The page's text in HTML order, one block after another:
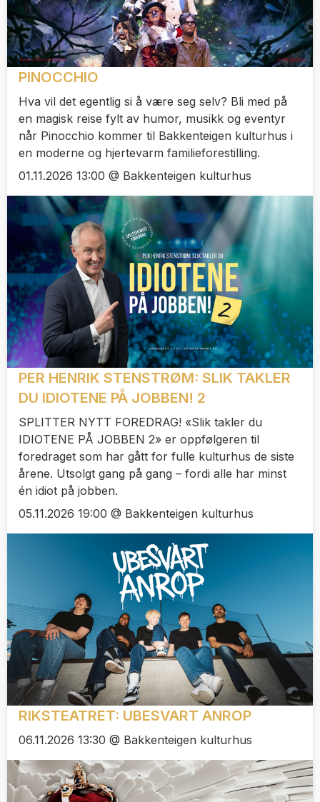
PINOCCHIO
Hva vil det egentlig si å være seg selv? Bli med på
en magisk reise fylt av humor, musikk og eventyr
når Pinocchio kommer til Bakkenteigen kulturhus i
en moderne og hjertevarm familieforestilling.
01.11.2026 13:00 @ Bakkenteigen kulturhus
PER HENRIK STENSTRØM: SLIK TAKLER
DU IDIOTENE PÅ JOBBEN! 2
SPLITTER NYTT FOREDRAG! «Slik takler du
IDIOTENE PÅ JOBBEN 2» er oppfølgeren til
foredraget som har gått for fulle kulturhus de siste
årene. Utsolgt gang på gang – fordi alle har minst
én idiot på jobben.
05.11.2026 19:00 @ Bakkenteigen kulturhus
RIKSTEATRET: UBESVART ANROP
06.11.2026 13:30 @ Bakkenteigen kulturhus